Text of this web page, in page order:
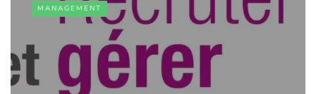
MANAGEMENT